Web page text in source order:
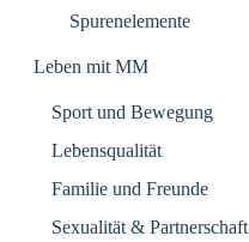
Spurenelemente
Leben mit MM
Sport und Bewegung
Lebensqualität
Familie und Freunde
Sexualität & Partnerschaft